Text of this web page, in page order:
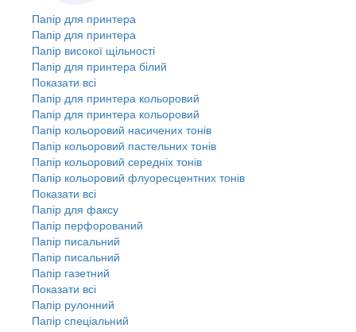
Папір для принтера
Папір для принтера
Папір високої щільності
Папір для принтера білий
Показати всі
Папір для принтера кольоровий
Папір для принтера кольоровий
Папір кольоровий насичених тонів
Папір кольоровий пастельних тонів
Папір кольоровий середніх тонів
Папір кольоровий флуоресцентних тонів
Показати всі
Папір для факсу
Папір перфорований
Папір писальний
Папір писальний
Папір газетний
Показати всі
Папір рулонний
Папір спеціальний